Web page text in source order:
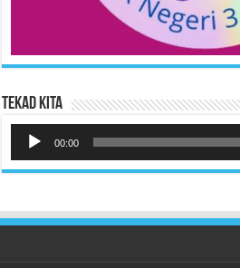
Tekad Kita
Audio
00:00